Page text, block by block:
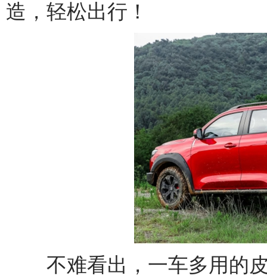
造，轻松出行！
不难看出，一车多用的皮